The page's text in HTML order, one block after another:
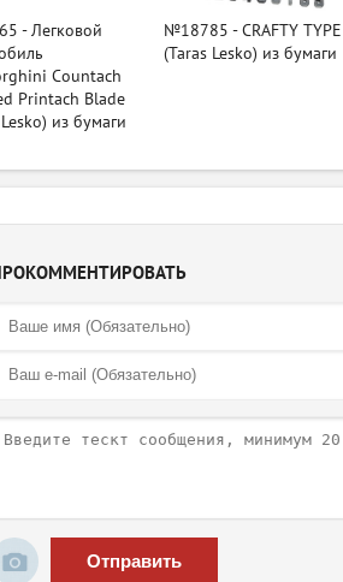
- Легковой
Countach
Printach Blade
из бумаги
№18785 - CRAFTY TYPE
(Taras Lesko) из бумаги
Отправить